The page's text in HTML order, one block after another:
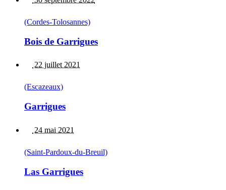
(Cordes-Tolosannes)
Bois de Garrigues
22 juillet 2021
(Escazeaux)
Garrigues
24 mai 2021
(Saint-Pardoux-du-Breuil)
Las Garrigues